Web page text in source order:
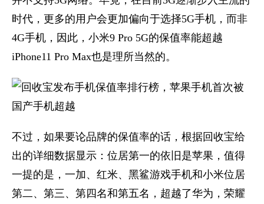
时代，更多的用户会更加偏向于选择5G手机，而非
4G手机，因此，小米9 Pro 5G的保值率能超越
iPhone11 Pro Max也是理所当然的。
不过，如果要论品牌的保值率的话，根据回收宝给
出的详细数据显示：位居第一的依旧是苹果，值得
一提的是，一加、红米、黑鲨游戏手机和小米位居
第二、第三、第四名和第五名，超越了华为，荣耀